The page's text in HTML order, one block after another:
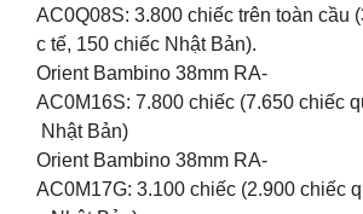
AC0Q08S: 3.800 chiếc trên toàn cầu
c tế, 150 chiếc Nhật Bản).
Orient Bambino 38mm RA-
AC0M16S: 7.800 chiếc (7.650 chiếc
Nhật Bản)
Orient Bambino 38mm RA-
AC0M17G: 3.100 chiếc (2.900 chiếc